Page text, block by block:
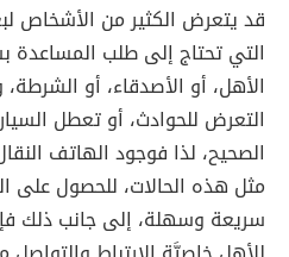
قد يتعرض الكثير من الأشخاص
التي تحتاج إلى طلب
الأهل، أو الأصدقاء، أو
التعرض للحوادث، أو تعطل
الصحيح، لذا فوجود الهاتف
مثل هذه الحالات، للحصول على
سريعة وسهلة، إلى جانب ذلك